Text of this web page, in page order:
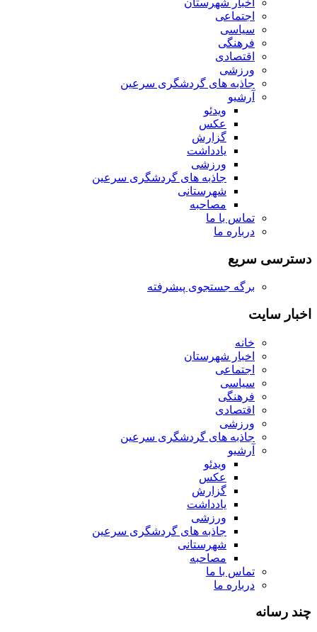
اجتماعی
سیاسی
فرهنگی
اقتصادی
ورزشی
جاذبه های گردشگری سرعین
آرشیو
ویدئو
عکس
گزارش
یادداشت
ورزشی
جاذبه های گردشگری سرعین
شهرستانی
مصاحبه
تماس با ما
درباره ما
دسترسی سریع
برگه جستجوی پیشرفته
اخبار سایت
خانه
اخبار شهرستان
اجتماعی
سیاسی
فرهنگی
اقتصادی
ورزشی
جاذبه های گردشگری سرعین
آرشیو
ویدئو
عکس
گزارش
یادداشت
ورزشی
جاذبه های گردشگری سرعین
شهرستانی
مصاحبه
تماس با ما
درباره ما
چند رسانه